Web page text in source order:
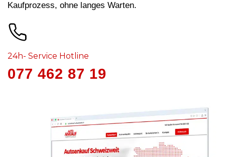
Kaufprozess, ohne langes Warten.
24h- Service Hotline
077 462 87 19